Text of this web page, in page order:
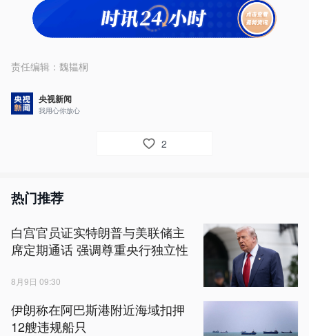
责任编辑： 魏韫桐
央视新闻
我用心你放心
2
热门推荐
白宫官员证实特朗普与美联储主
席定期通话 强调尊重央行独立性
8月9日 09:30
伊朗称在阿巴斯港附近海域扣押
12艘违规船只